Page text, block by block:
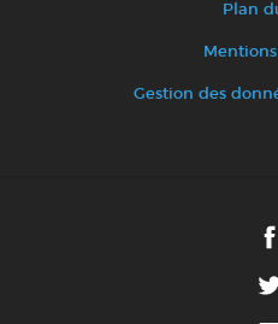
Plan
Gestion des